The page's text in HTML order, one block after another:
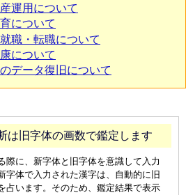
運用について
について
職・転職について
について
データ復旧について
は旧字体の画数で鑑定します
際に、新字体と旧字体を意識して入力
字体で入力された漢字は、自動的に旧
占います。そのため、鑑定結果で表示